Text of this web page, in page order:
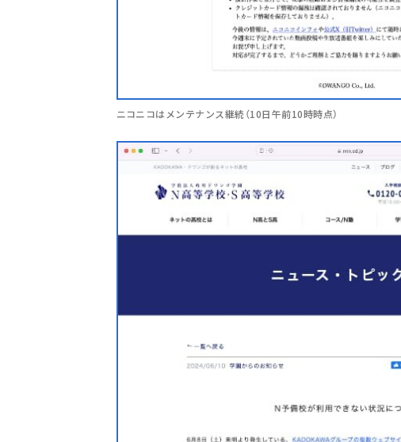
ニコニコはメンテナンス継続（10日午前10時時点）